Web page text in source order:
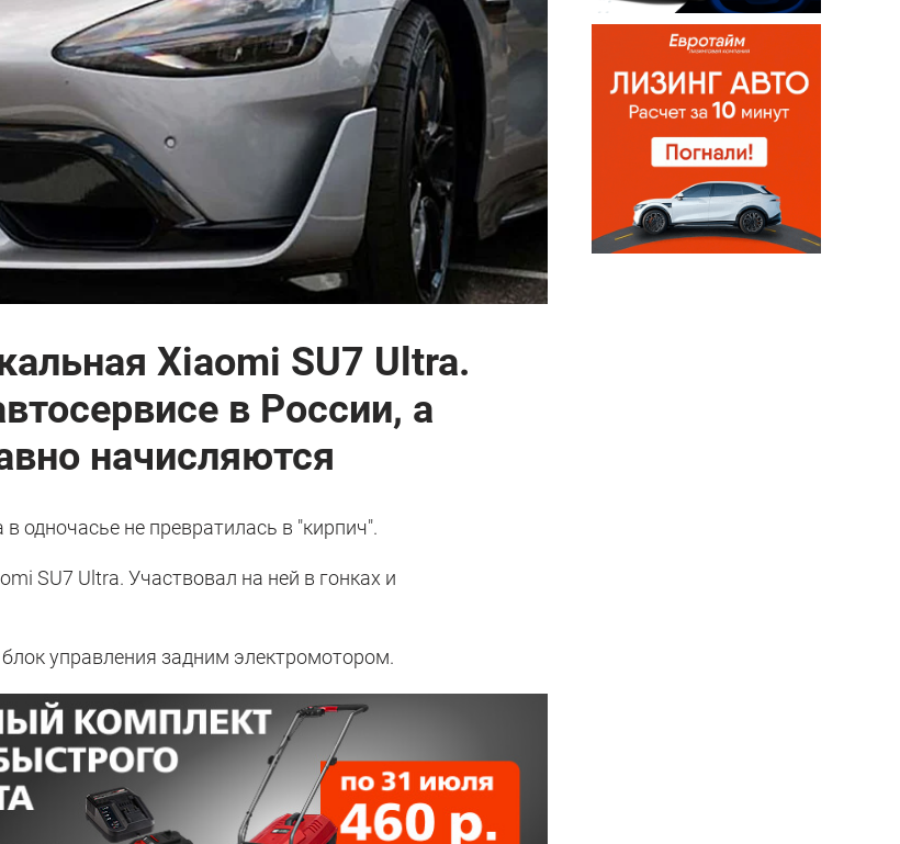
Xiaomi SU7 Ultra.
в России, а
начисляются
одночасье не превратилась в "кирпич".
SU7 Ultra. Участвовал на ней в гонках и
управления задним электромотором.